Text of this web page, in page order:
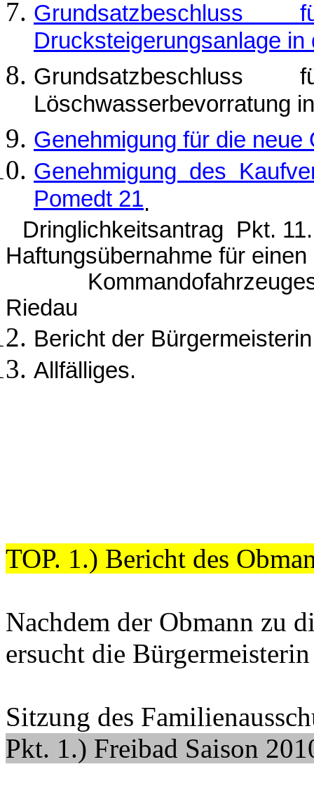
Drucksteigerungsanlage
Löschwasserbevorratung
Genehmigung für die neue
Genehmigung des
Pomedt 21.
Dringlichkeitsantrag Pkt.
Haftungsübernahme für
Kommandofahrzeuges
Riedau
Bericht der
Allfälliges.
TOP. 1.) Bericht des
Nachdem der Obmann zu
ersucht die
Sitzung des
Pkt. 1.) Freibad Saison